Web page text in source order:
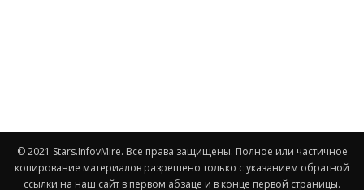
© 2021 Stars.InfovMire. Все права защищены. Полное или частичное
копирование материалов разрешено только с указанием обратной
ссылки на наш сайт в первом абзаце и в конце первой страницы.